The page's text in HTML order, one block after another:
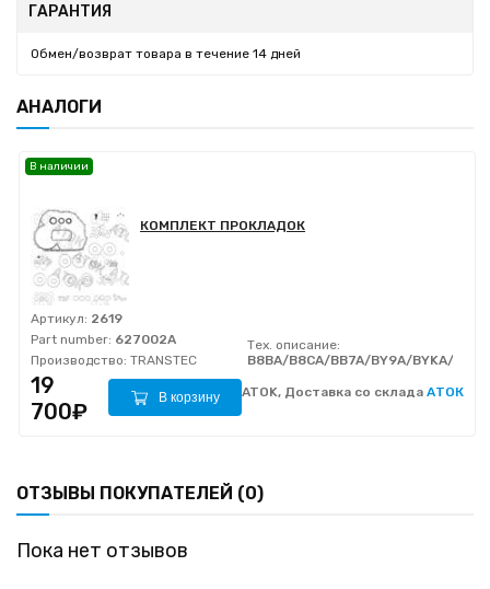
ГАРАНТИЯ
Обмен/возврат товара в течение 14 дней
АНАЛОГИ
КОМПЛЕКТ ПРОКЛАДОК
Артикул: 2619
Part number: 627002A
Производство: TRANSTEC
Тех. описание:
B8BA/B8CA/BB7A/BY9A/BYKA/
В наличии
19
700₽
В корзину ATOK, Доставка со склада АТОК
ОТЗЫВЫ ПОКУПАТЕЛЕЙ (0)
Пока нет отзывов